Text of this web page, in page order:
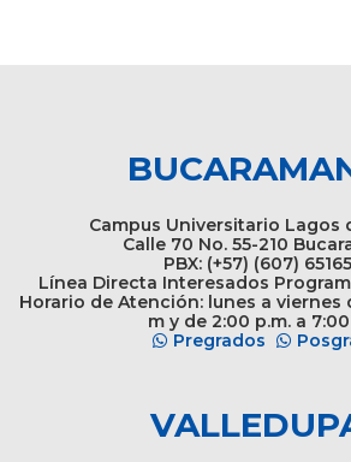
Campus Universitario Lagos
Calle 70 No. 55-210
PBX: (+57) (607)
Línea Directa Interesados
Horario de Atención: lunes a viernes
m y de 2:00 p.m. a
Pregrados